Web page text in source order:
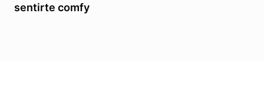
sentirte comfy